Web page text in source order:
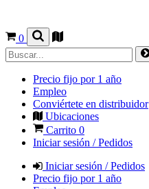
0
Precio fijo por 1 año
Empleo
Conviértete en distribuidor
Ubicaciones
Carrito 0
Iniciar sesión / Pedidos
Iniciar sesión / Pedidos
Precio fijo por 1 año